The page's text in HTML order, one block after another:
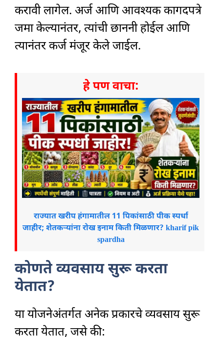
करावी लागेल. अर्ज आणि आवश्यक कागदपत्रे
जमा केल्यानंतर, त्यांची छाननी होईल आणि
त्यानंतर कर्ज मंजूर केले जाईल.
हे पण वाचा:
राज्यात खरीप हंगामातील 11 पिकांसाठी पीक स्पर्धा
जाहीर; शेतकऱ्यांना रोख इनाम किती मिळणार? kharif pik
spardha
कोणते व्यवसाय सुरू करता
येतात?
या योजनेअंतर्गत अनेक प्रकारचे व्यवसाय सुरू
करता येतात, जसे की: